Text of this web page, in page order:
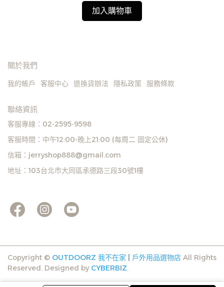
諒。如遇庫存不足無法下單，亦歡迎洽詢客服。
加入購物車
關於我們
我的帳戶 客服中心 退換貨辦法 隱私政策 服務條款
聯絡資訊
客服專線：02-2595-9598
客服時間：中午12:00-晚上21:00 (每周二 固定公休)
信箱：jerryshop888@gmail.com
地址：103台北市大同區承德路三段30號1樓
Copyright © OUTDOORZ 我不在家 | 戶外用品選物店 All Rights
Reserved. Designed by CYBERBIZ.